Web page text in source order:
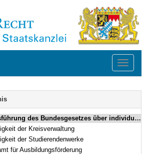
Toggle
(Bayerisches Ausführungsgesetz zum Bundesausbildungsförderungsgesetz – BayAGBAföG) in der Fassung der Bekanntmachung vom 27. Juni 1980 (BayRS IV S. 242) BayRS 2230-2-1-K/WK (Art. 1–6)
der Kreisverwaltung
der Studierendenwerke
für Ausbildungsförderung